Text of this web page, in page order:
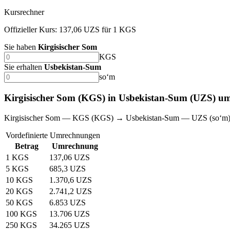
Kursrechner
Offizieller Kurs: 137,06 UZS für 1 KGS
Sie haben Kirgisischer Som
KGS
Sie erhalten Usbekistan-Sum
soʻm
Kirgisischer Som (KGS) in Usbekistan-Sum (UZS)
Kirgisischer Som — KGS (KGS) → Usbekistan-Sum — UZS (soʻm)
Vordefinierte Umrechnungen
Betrag
Umrechnung
1 KGS
137,06 UZS
5 KGS
685,3 UZS
10 KGS
1.370,6 UZS
20 KGS
2.741,2 UZS
50 KGS
6.853 UZS
100 KGS
13.706 UZS
250 KGS
34.265 UZS